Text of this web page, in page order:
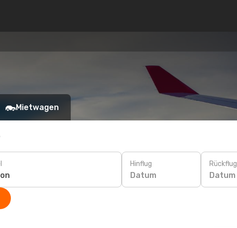
Mietwagen
Hinflug
Datum
Rückflug
Datum